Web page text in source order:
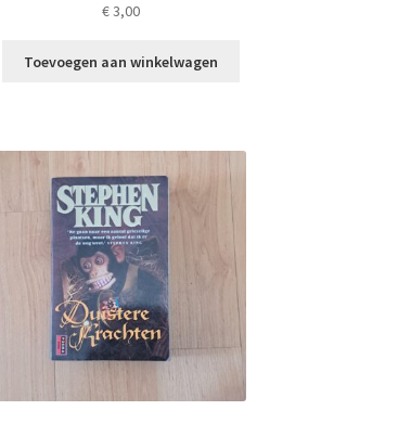
€3,00
Toevoegen aan winkelwagen